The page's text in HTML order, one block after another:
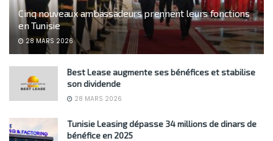
Cinq nouveaux ambassadeurs prennent leurs fonctions
en Tunisie
28 MARS 2026
Best Lease augmente ses bénéfices et stabilise
son dividende
28 MARS 2026
Tunisie Leasing dépasse 34 millions de dinars de
bénéfice en 2025